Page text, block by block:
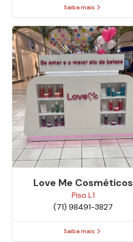
Saiba mais
Love Me Cosméticos
Piso L1
(71) 98491-3827
Saiba mais